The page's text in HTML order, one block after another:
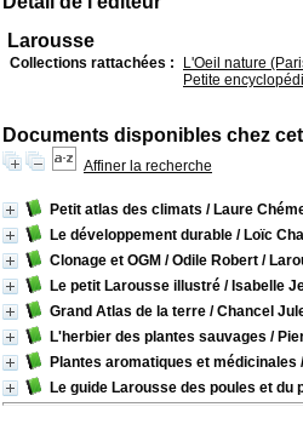
Larousse
Collections rattachées :
L'Oeil nature
Petite
Documents disponibles chez
Affiner la recherche
Petit atlas des climats / Laure
Le développement durable / Loïc
Clonage et OGM / Odile Robert /
Le petit Larousse illustré / Isabelle
Grand Atlas de la terre / Chancel
L'herbier des plantes sauvages /
Plantes aromatiques et médicinales
Le guide Larousse des poules et du